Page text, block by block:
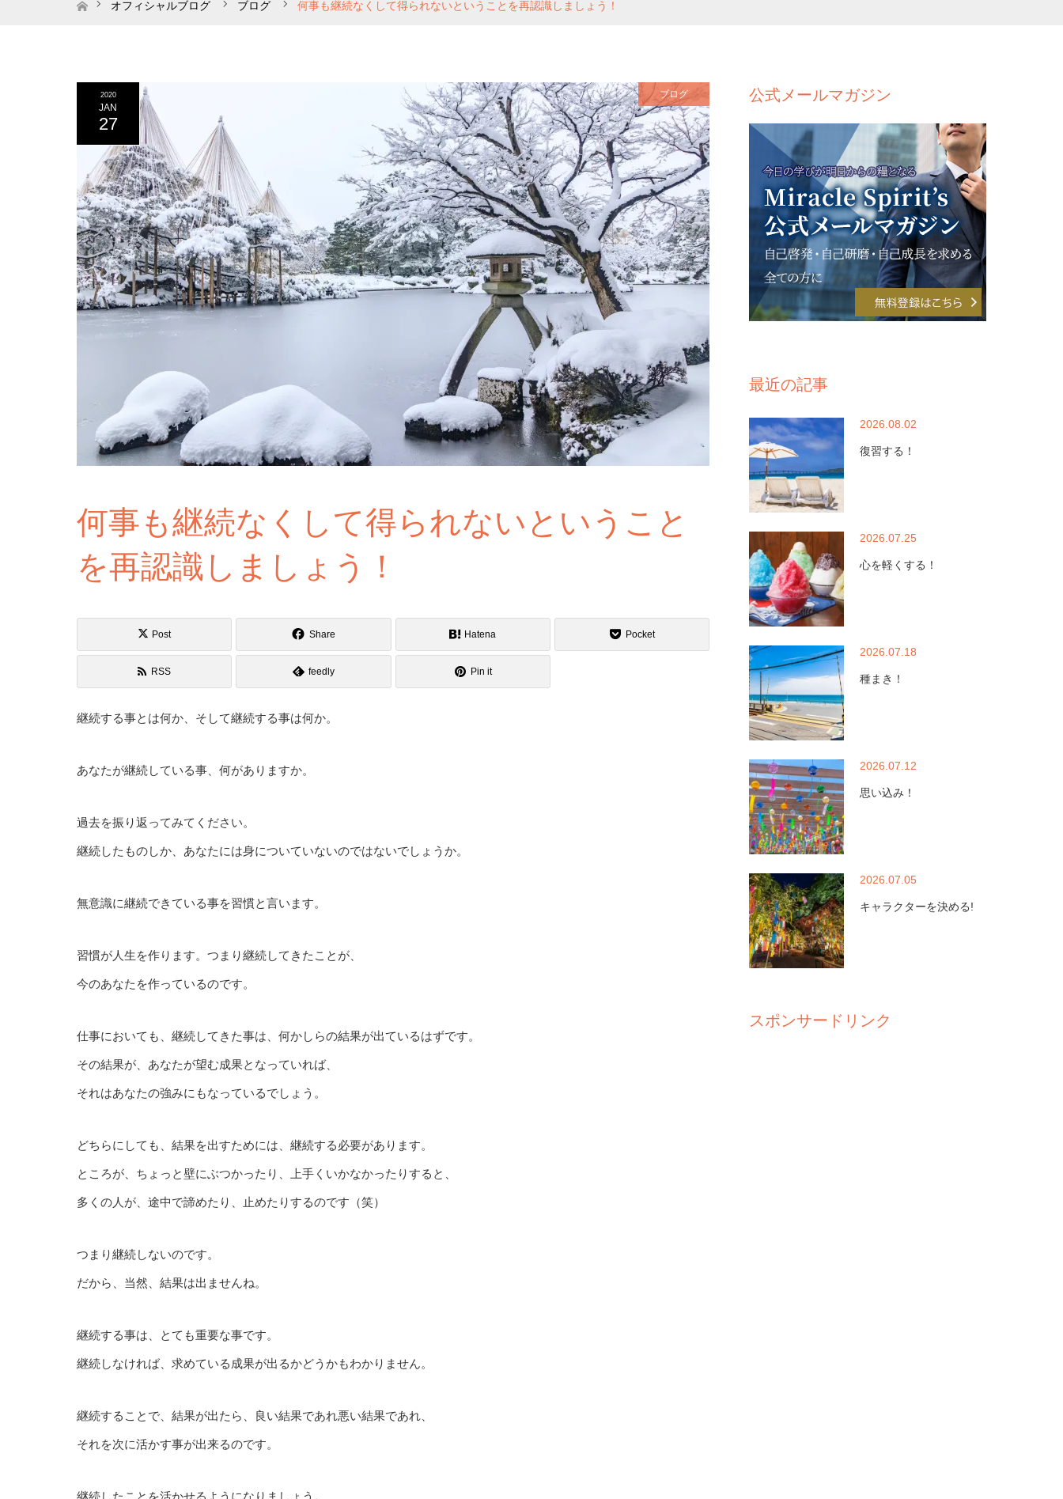
ホームオフィシャルブログ ブログ 何事も継続なくして得られないということを再認識しましょう！
2020
JAN
27
ブログ
何事も継続なくして得られないということ
を再認識しましょう！
Post Share Hatena Pocket
RSS feedly Pin it
継続する事とは何か、そして継続する事は何か。
あなたが継続している事、何がありますか。
過去を振り返ってみてください。
継続したものしか、あなたには身についていないのではないでしょうか。
無意識に継続できている事を習慣と言います。
習慣が人生を作ります。つまり継続してきたことが、
今のあなたを作っているのです。
仕事においても、継続してきた事は、何かしらの結果が出ているはずです。
その結果が、あなたが望む成果となっていれば、
それはあなたの強みにもなっているでしょう。
どちらにしても、結果を出すためには、継続する必要があります。
ところが、ちょっと壁にぶつかったり、上手くいかなかったりすると、
多くの人が、途中で諦めたり、止めたりするのです（笑）
つまり継続しないのです。
だから、当然、結果は出ませんね。
継続する事は、とても重要な事です。
継続しなければ、求めている成果が出るかどうかもわかりません。
継続することで、結果が出たら、良い結果であれ悪い結果であれ、
それを次に活かす事が出来るのです。
継続したことを活かせるようになりましょう。
公式メールマガジン
最近の記事
2026.08.02
復習する！
2026.07.25
心を軽くする！
2026.07.18
種まき！
2026.07.12
思い込み！
2026.07.05
キャラクターを決める!
スポンサードリンク